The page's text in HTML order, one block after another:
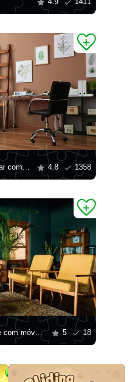
4.9 1411
Interior da sala de estar com espaço de trabalho 4.8 1358
Sala de estar elegante com móveis marrons 5 18